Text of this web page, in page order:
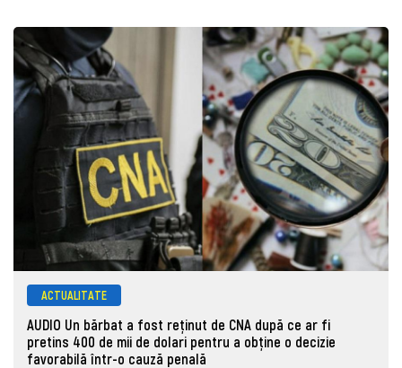
ACTUALITATE
AUDIO Un bărbat a fost reținut de CNA după ce ar fi
pretins 400 de mii de dolari pentru a obține o decizie
favorabilă într-o cauză penală